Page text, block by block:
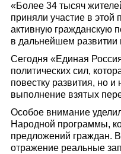
«Более 34 тысяч
приняли участие в
активную гражданскую
в дальнейшем развитии
Сегодня «Единая
политических сил,
повестку развития, но и
выполнение взятых
Особое внимание
Народной программы,
предложений граждан.
отражение реальные